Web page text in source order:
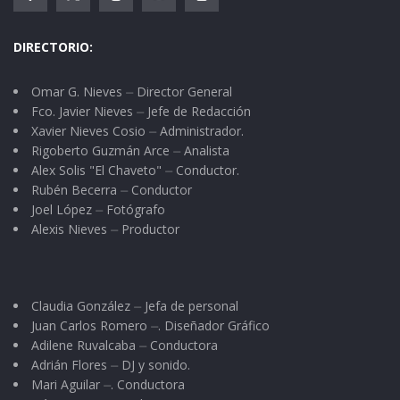
vivieron el amor de juventud y calmaban el
coreanos, anglo americano, latinos, iraquíes, los
afro americanos, el barrio japonés y judío. Me
tocó compartir las desdichas y alegrías de los
centroamericanos en el principio del año nuevo,
el cercano para la pantalla del Compaq y lejano
mil novecientos ochenta y cinco para el paso de
chicharrón y el chancho frito.
Llegué con una maleta con libros de poesía, un
cuaderno y dos plumas y de manera cordial me
DIRECTORIO:
Omar G. Nieves ⏤ Director General
Fco. Javier Nieves ⏤ Jefe de Redacción
Xavier Nieves Cosio ⏤ Administrador.
Rigoberto Guzmán Arce ⏤ Analista
Alex Solis "El Chaveto" ⏤ Conductor.
Rubén Becerra ⏤ Conductor
Joel López ⏤ Fotógrafo
Alexis Nieves ⏤ Productor
Claudia González ⏤ Jefa de personal
Juan Carlos Romero ⏤. Diseñador Gráfico
Adilene Ruvalcaba ⏤ Conductora
Adrián Flores ⏤ DJ y sonido.
Mari Aguilar ⏤. Conductora